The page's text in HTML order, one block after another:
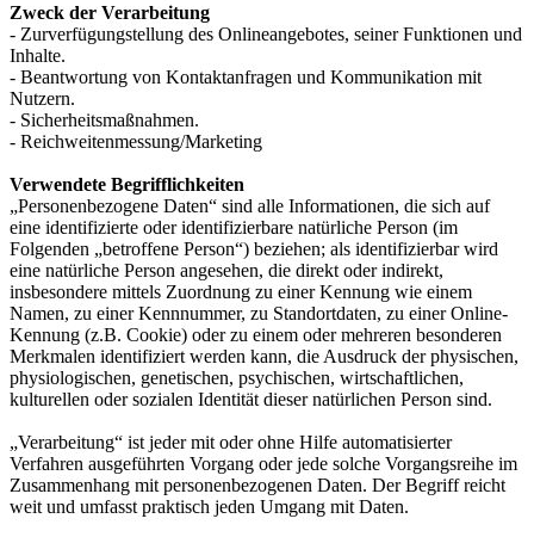
Zweck der Verarbeitung
- Zurverfügungstellung des Onlineangebotes, seiner Funktionen und
Inhalte.
- Beantwortung von Kontaktanfragen und Kommunikation mit
Nutzern.
- Sicherheitsmaßnahmen.
- Reichweitenmessung/Marketing
Verwendete Begrifflichkeiten
„Personenbezogene Daten“ sind alle Informationen, die sich auf
eine identifizierte oder identifizierbare natürliche Person (im
Folgenden „betroffene Person“) beziehen; als identifizierbar wird
eine natürliche Person angesehen, die direkt oder indirekt,
insbesondere mittels Zuordnung zu einer Kennung wie einem
Namen, zu einer Kennnummer, zu Standortdaten, zu einer Online-
Kennung (z.B. Cookie) oder zu einem oder mehreren besonderen
Merkmalen identifiziert werden kann, die Ausdruck der physischen,
physiologischen, genetischen, psychischen, wirtschaftlichen,
kulturellen oder sozialen Identität dieser natürlichen Person sind.
„Verarbeitung“ ist jeder mit oder ohne Hilfe automatisierter
Verfahren ausgeführten Vorgang oder jede solche Vorgangsreihe im
Zusammenhang mit personenbezogenen Daten. Der Begriff reicht
weit und umfasst praktisch jeden Umgang mit Daten.